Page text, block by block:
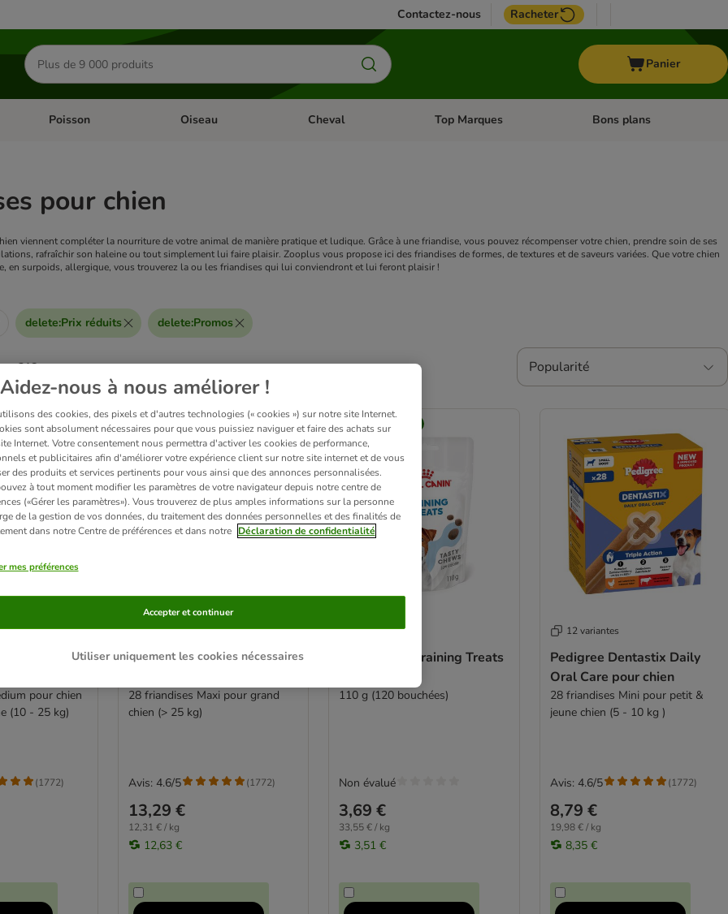
Contactez-nous Racheter
Rechercher
des
produits
Panier
Dérouler les catégories: Rongeur & Co
Poisson Dérouler les catégories: Poisson
Oiseau Dérouler les catégories: Oiseau
Cheval Dérouler les catégories: Cheval
Top Marques Dérouler les catégories: Top
Bons plans
pour chien
viennent compléter la nourriture de votre animal de manière pratique et ludique. Grâce à une friandise, vous pouvez récompenser votre chien, prendre soin de ses
rafraîchir son haleine ou tout simplement lui faire plaisir. Zooplus vous propose ici des friandises de formes, de textures et de saveurs variées. Que votre chien
en surpoids, allergique, vous trouverez la ou les friandises qui lui conviendront et lui feront plaisir !
delete:Prix réduits delete:Promos
218 Popularité
been changed
Daily
pour chien
(10 - 25 kg)
(1772)
12 variantes
Pedigree Dentastix Daily
28 friandises Maxi pour grand
chien (> 25 kg)
13,29 €
12,31 € / kg
12,63 €
Avis: 4.6/5 (1772)
Sélection zooplus
2 variantes
Royal Canin Training Treats
110 g (120 bouchées)
3,69 €
33,55 € / kg
3,51 €
Non évalué
12 variantes
Pedigree Dentastix Daily
Oral Care pour chien
28 friandises Mini pour petit &
jeune chien (5 - 10 kg )
8,79 €
19,98 € / kg
8,35 €
Avis: 4.6/5 (1772)
Aidez-nous à nous améliorer !
des cookies, des pixels et d'autres technologies (« cookies ») sur notre site Internet.
sont absolument nécessaires pour que vous puissiez naviguer et faire des achats sur
Internet. Votre consentement nous permettra d'activer les cookies de performance,
et publicitaires afin d'améliorer votre expérience client sur notre site internet et de vous
des produits et services pertinents pour vous ainsi que des annonces personnalisées.
à tout moment modifier les paramètres de votre navigateur depuis notre centre de
(«Gérer les paramètres»). Vous trouverez de plus amples informations sur la personne
de la gestion de vos données, du traitement des données personnelles et des finalités de
dans notre Centre de préférences et dans notre Déclaration de confidentialité
mes préférences
Utiliser uniquement les cookies nécessaires
Accepter et continuer